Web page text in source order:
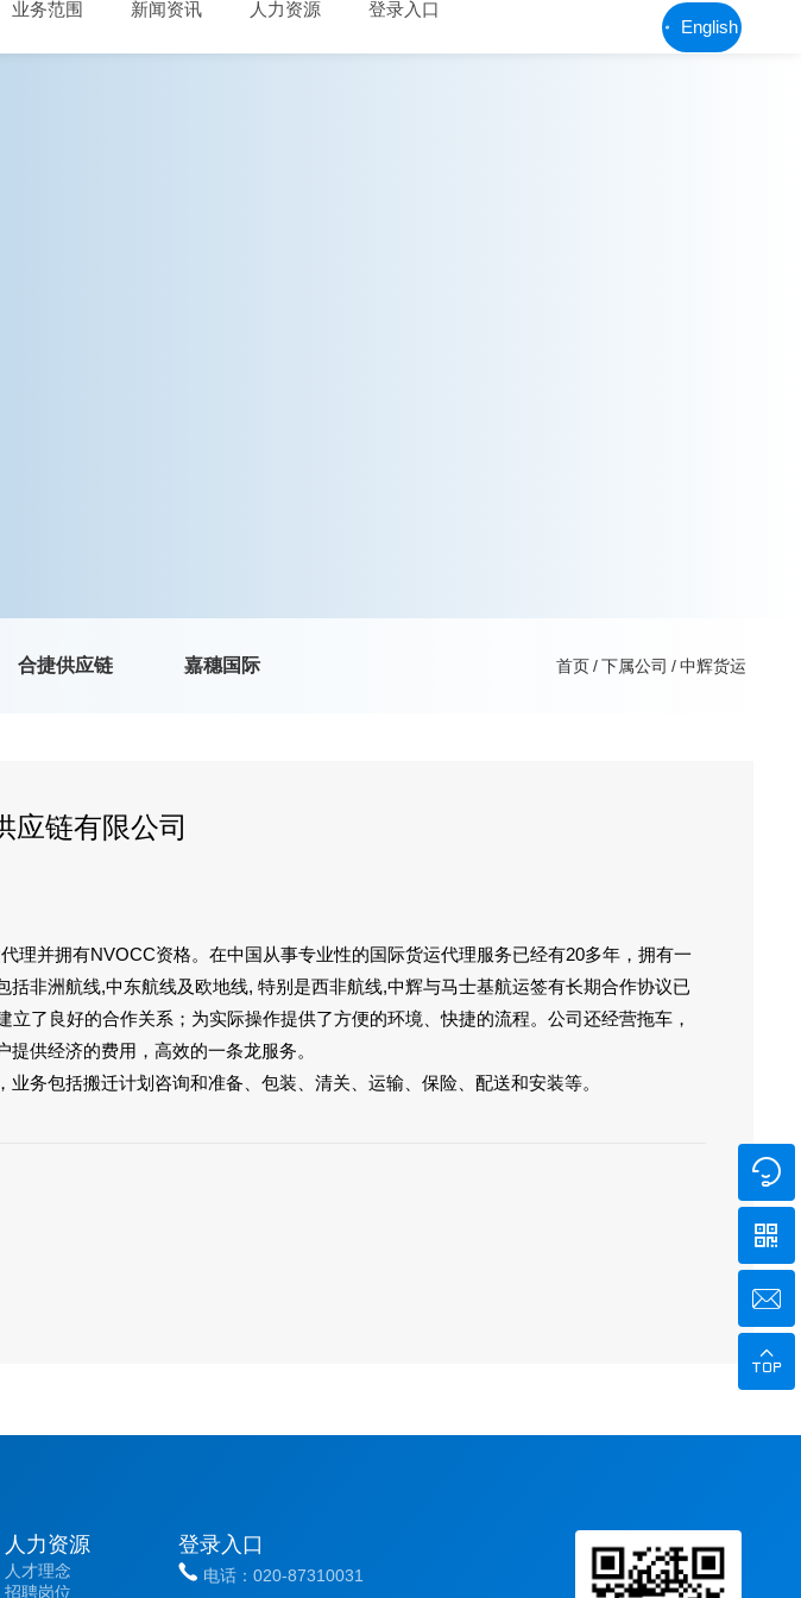
业务范围 新闻资讯 人力资源 登录入口
 English
合捷供应链 嘉穗国际 首页 / 下属公司 / 中辉货运
应链有限公司
理并拥有NVOCC资格。在中国从事专业性的国际货运代理服务已经有20多年，拥有一
非洲航线,中东航线及欧地线, 特别是西非航线,中辉与马士基航运签有长期合作协议已
了良好的合作关系；为实际操作提供了方便的环境、快捷的流程。公司还经营拖车，
供经济的费用，高效的一条龙服务。
务包括搬迁计划咨询和准备、包装、清关、运输、保险、配送和安装等。
人力资源
人才理念
招聘岗位
登录入口
电话：020-87310031



